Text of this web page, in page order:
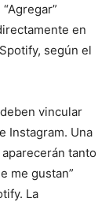
en
según el
vincular
Instagram. Una
tanto
me gustan”
La